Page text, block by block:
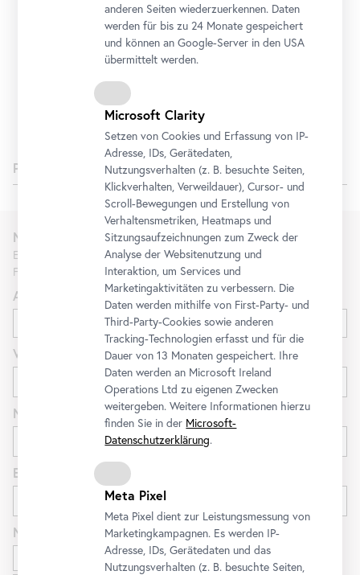
Englisch
Programm
Newsletter
Erfahren Sie als Erste*r über neue Ausstellungen, Workshops,
Führungen und Aktionen des Belvedere.
Anrede
Vorname
Nachname
E-Mail
Newsletter
Ausstellungen und Programm
anderen Seiten wiederzuerkennen. Daten
werden für bis zu 24 Monate gespeichert
und können an Google-Server in den USA
übermittelt werden.
Microsoft Clarity
Setzen von Cookies und Erfassung von IP-
Adresse, IDs, Gerätedaten,
Nutzungsverhalten (z. B. besuchte Seiten,
Klickverhalten, Verweildauer), Cursor- und
Scroll-Bewegungen und Erstellung von
Verhaltensmetriken, Heatmaps und
Sitzungsaufzeichnungen zum Zweck der
Analyse der Websitenutzung und
Interaktion, um Services und
Marketingaktivitäten zu verbessern. Die
Daten werden mithilfe von First-Party- und
Third-Party-Cookies sowie anderen
Tracking-Technologien erfasst und für die
Dauer von 13 Monaten gespeichert. Ihre
Daten werden an Microsoft Ireland
Operations Ltd zu eigenen Zwecken
weitergeben. Weitere Informationen hierzu
finden Sie in der Microsoft-
Datenschutzerklärung.
Meta Pixel
Meta Pixel dient zur Leistungsmessung von
Marketingkampagnen. Es werden IP-
Adresse, IDs, Gerätedaten und das
Nutzungsverhalten (z. B. besuchte Seiten,